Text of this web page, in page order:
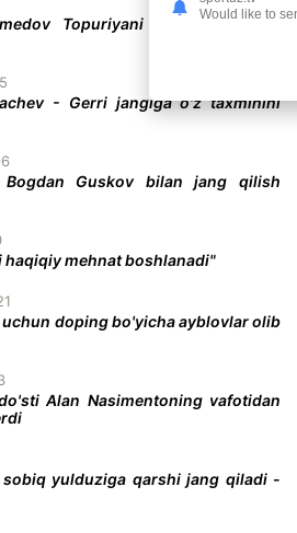
Topuriyani taslim bo'lishga
- Gerri jangiga o'z taxminini
Bogdan Guskov bilan jang qilish
haqiqiy mehnat boshlanadi"
doping bo'yicha ayblovlar olib
Alan Nasimentoning vafotidan
sobiq yulduziga qarshi jang qiladi -
Would like to